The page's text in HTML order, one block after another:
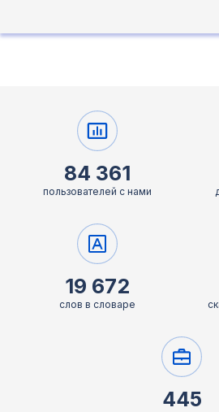
84 361
пользователей с нами
19 672
слов в словаре
445